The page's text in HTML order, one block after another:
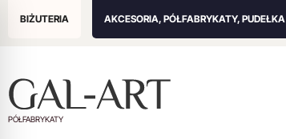
BIŻUTERIA AKCESORIA, PÓŁFABRYKATY, PUDEŁKA
PÓŁFABRYKATY